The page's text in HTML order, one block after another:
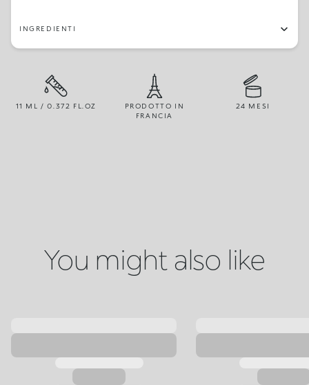
INGREDIENTI
11 ML / 0.372 FL.OZ
PRODOTTO IN
FRANCIA
24 MESI
You might also like